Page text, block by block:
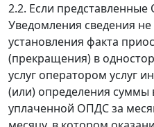
2.2. Если
Уведомления сведения
установления факта
(прекращения) в
услуг оператором услуг
(или) определения суммы
уплаченной ОПДС за